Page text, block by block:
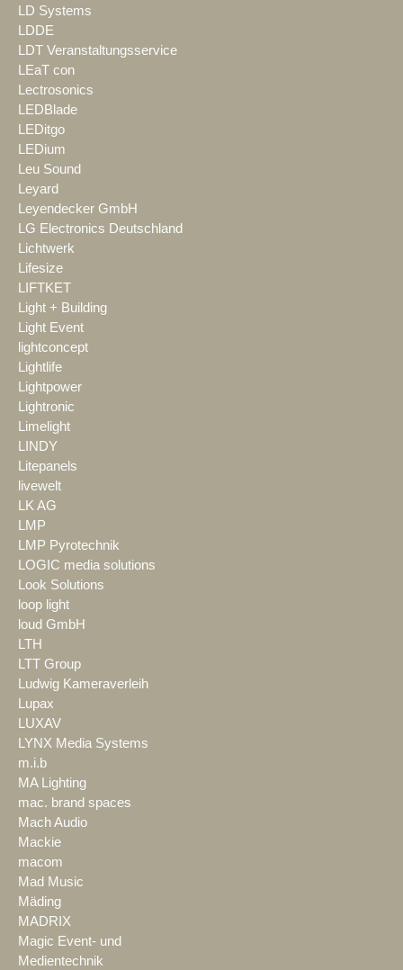
LD Systems
LDDE
LDT Veranstaltungsservice
LEaT con
Lectrosonics
LEDBlade
LEDitgo
LEDium
Leu Sound
Leyard
Leyendecker GmbH
LG Electronics Deutschland
Lichtwerk
Lifesize
LIFTKET
Light + Building
Light Event
lightconcept
Lightlife
Lightpower
Lightronic
Limelight
LINDY
Litepanels
livewelt
LK AG
LMP
LMP Pyrotechnik
LOGIC media solutions
Look Solutions
loop light
loud GmbH
LTH
LTT Group
Ludwig Kameraverleih
Lupax
LUXAV
LYNX Media Systems
m.i.b
MA Lighting
mac. brand spaces
Mach Audio
Mackie
macom
Mad Music
Mäding
MADRIX
Magic Event- und
Medientechnik